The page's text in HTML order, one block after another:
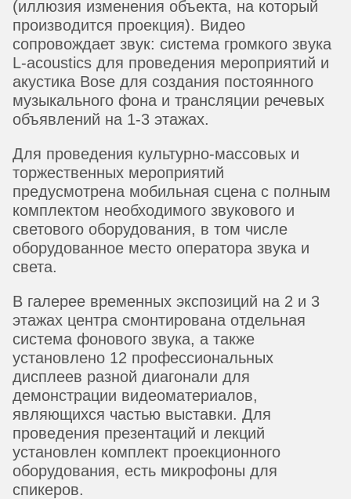
(иллюзия изменения объекта, на который
производится проекция). Видео
сопровождает звук: система громкого звука
L-acoustics для проведения мероприятий и
акустика Bose для создания постоянного
музыкального фона и трансляции речевых
объявлений на 1-3 этажах.
Для проведения культурно-массовых и
торжественных мероприятий
предусмотрена мобильная сцена с полным
комплектом необходимого звукового и
светового оборудования, в том числе
оборудованное место оператора звука и
света.
В галерее временных экспозиций на 2 и 3
этажах центра смонтирована отдельная
система фонового звука, а также
установлено 12 профессиональных
дисплеев разной диагонали для
демонстрации видеоматериалов,
являющихся частью выставки. Для
проведения презентаций и лекций
установлен комплект проекционного
оборудования, есть микрофоны для
спикеров.